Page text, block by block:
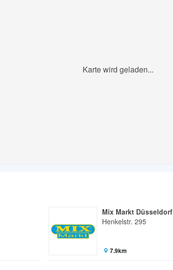
Karte wird geladen...
Mix Markt Düsseldorf
Henkelstr. 295
7.9km